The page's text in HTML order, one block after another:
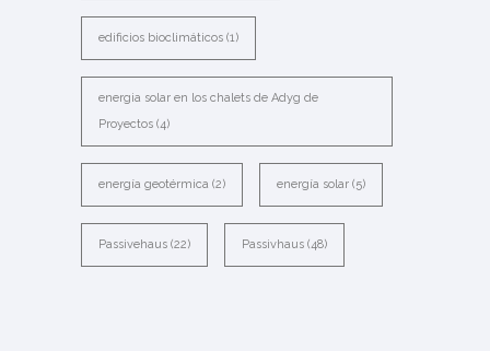
edificios bioclimáticos (1)
energia solar en los chalets de Adyg de
Proyectos (4)
energía geotérmica (2) energía solar (5)
Passivehaus (22) Passivhaus (48)